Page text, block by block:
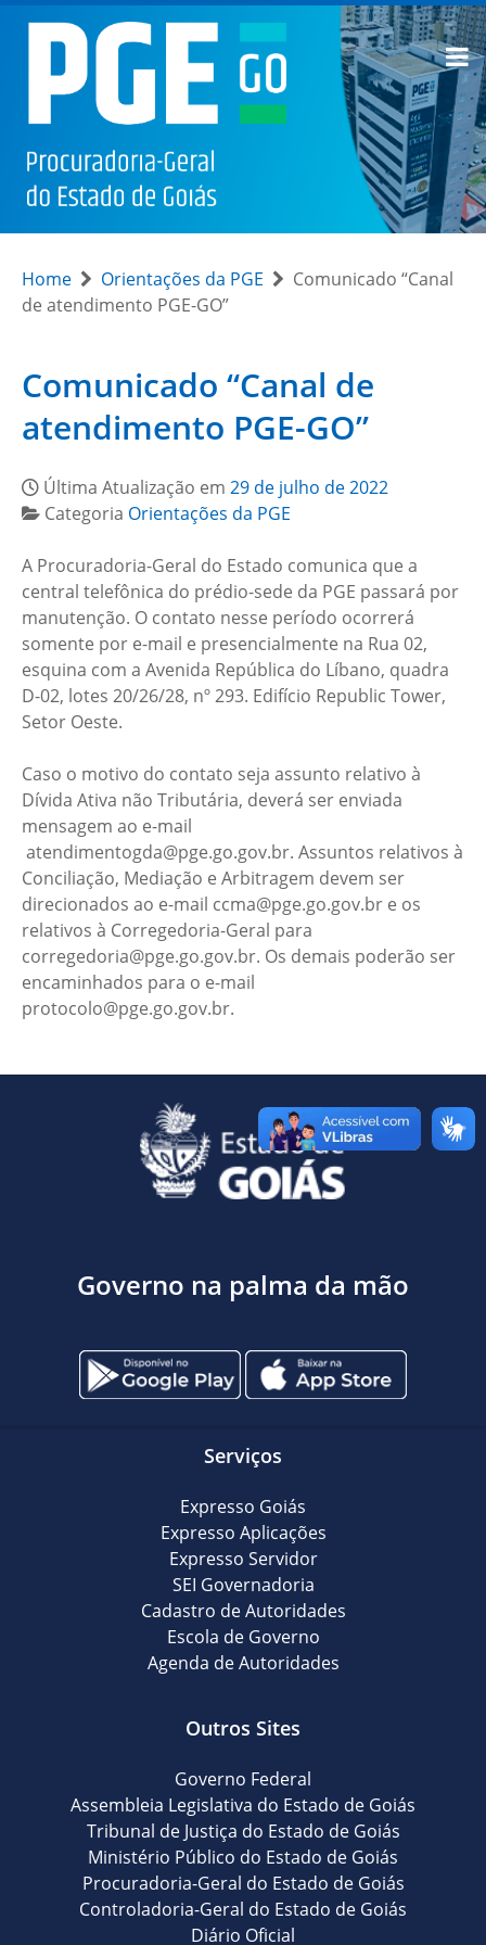
Home Orientações da PGE
Comunicado “Canal
de atendimento PGE-GO”
Comunicado “Canal de
atendimento PGE-GO”
Última Atualização em 29 de julho de 2022
Categoria Orientações da PGE
A Procuradoria-Geral do Estado comunica que a
central telefônica do prédio-sede da PGE passará por
manutenção. O contato nesse período ocorrerá
somente por e-mail e presencialmente na Rua 02,
esquina com a Avenida República do Líbano, quadra
D-02, lotes 20/26/28, nº 293. Edifício Republic Tower,
Setor Oeste.
Caso o motivo do contato seja assunto relativo à
Dívida Ativa não Tributária, deverá ser enviada
mensagem ao e-mail
atendimentogda@pge.go.gov.br. Assuntos relativos à
Conciliação, Mediação e Arbitragem devem ser
direcionados ao e-mail ccma@pge.go.gov.br e os
relativos à Corregedoria-Geral para
corregedoria@pge.go.gov.br. Os demais poderão ser
encaminhados para o e-mail
protocolo@pge.go.gov.br.
Governo na palma da mão
Serviços
Expresso Goiás
Expresso Aplicações
Expresso Servidor
SEI Governadoria
Cadastro de Autoridades
Escola de Governo
Agenda de Autoridades
Outros Sites
Governo Federal
Assembleia Legislativa do Estado de Goiás
Tribunal de Justiça do Estado de Goiás
Ministério Público do Estado de Goiás
Procuradoria-Geral do Estado de Goiás
Controladoria-Geral do Estado de Goiás
Diário Oficial